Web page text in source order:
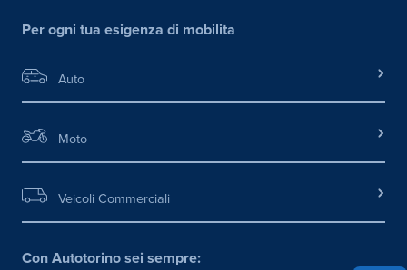
Per ogni tua esigenza di mobilita
Auto
Moto
Veicoli Commerciali
Con Autotorino sei sempre: